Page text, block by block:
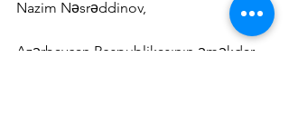
Nazim Nəsrəddinov,
Azərbaycan Respublikasının əməkdar